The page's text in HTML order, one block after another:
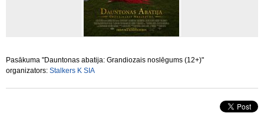
Pasākuma "Dauntonas abatija: Grandiozais noslēgums (12+)"
organizators: Stalkers K SIA